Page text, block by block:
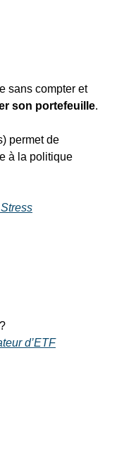
sans compter et
son portefeuille.
permet de
à la politique
d’ETF